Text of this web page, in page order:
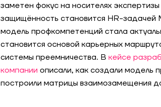
заметен фокус на носителях
защищённость становится HR-
модель профкомпетенций стала
становится основой карьерных
системы преемничества. В кейсе
компании описали, как создали модель
построили матрицы взаимозамещения